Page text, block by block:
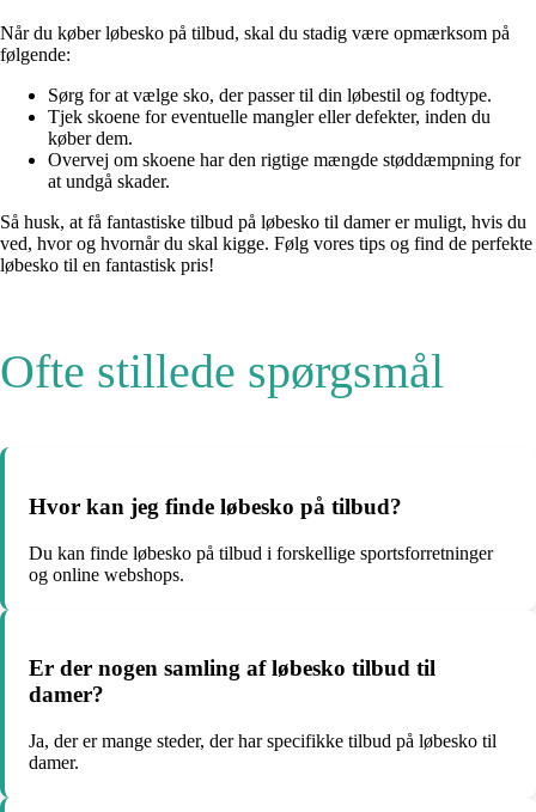
Når du køber løbesko på tilbud, skal du stadig være opmærksom på
følgende:
Sørg for at vælge sko, der passer til din løbestil og fodtype.
Tjek skoene for eventuelle mangler eller defekter, inden du
køber dem.
Overvej om skoene har den rigtige mængde støddæmpning for
at undgå skader.
Så husk, at få fantastiske tilbud på løbesko til damer er muligt, hvis du
ved, hvor og hvornår du skal kigge. Følg vores tips og find de perfekte
løbesko til en fantastisk pris!
Ofte stillede spørgsmål
Hvor kan jeg finde løbesko på tilbud?
Du kan finde løbesko på tilbud i forskellige sportsforretninger
og online webshops.
Er der nogen samling af løbesko tilbud til
damer?
Ja, der er mange steder, der har specifikke tilbud på løbesko til
damer.